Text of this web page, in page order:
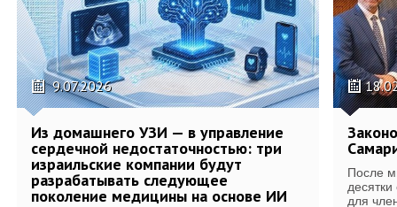
9.07.2026
Из домашнего УЗИ — в управление
сердечной недостаточностью: три
израильские компании будут
разрабатывать следующее
поколение медицины на основе ИИ
После
для